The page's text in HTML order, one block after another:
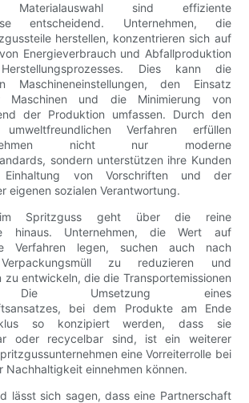
sind effiziente
entscheidend. Unternehmen, die
herstellen, konzentrieren sich auf
Energieverbrauch und Abfallproduktion
Dies kann die
Maschineneinstellungen, den Einsatz
Maschinen und die Minimierung von
der Produktion umfassen. Durch den
Verfahren erfüllen
nicht nur moderne
sondern unterstützen ihre Kunden
von Vorschriften und der
eigenen sozialen Verantwortung.
im Spritzguss geht über die reine
hinaus. Unternehmen, die Wert auf
Verfahren legen, suchen auch nach
zu reduzieren und
entwickeln, die die Transportemissionen
Die Umsetzung eines
bei dem Produkte am Ende
so konzipiert werden, dass sie
oder recycelbar sind, ist ein weiterer
eine Vorreiterrolle bei
Nachhaltigkeit einnehmen können.
lässt sich sagen, dass eine Partnerschaft